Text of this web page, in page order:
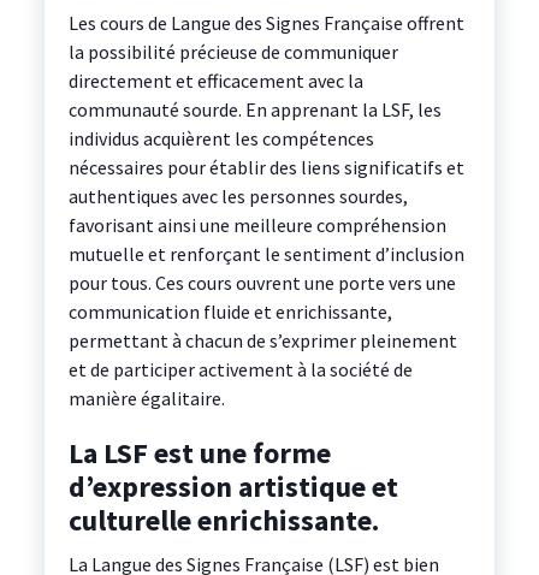
Les cours de Langue des Signes Française offrent
la possibilité précieuse de communiquer
directement et efficacement avec la
communauté sourde. En apprenant la LSF, les
individus acquièrent les compétences
nécessaires pour établir des liens significatifs et
authentiques avec les personnes sourdes,
favorisant ainsi une meilleure compréhension
mutuelle et renforçant le sentiment d’inclusion
pour tous. Ces cours ouvrent une porte vers une
communication fluide et enrichissante,
permettant à chacun de s’exprimer pleinement
et de participer activement à la société de
manière égalitaire.
La LSF est une forme
d’expression artistique et
culturelle enrichissante.
La Langue des Signes Française (LSF) est bien